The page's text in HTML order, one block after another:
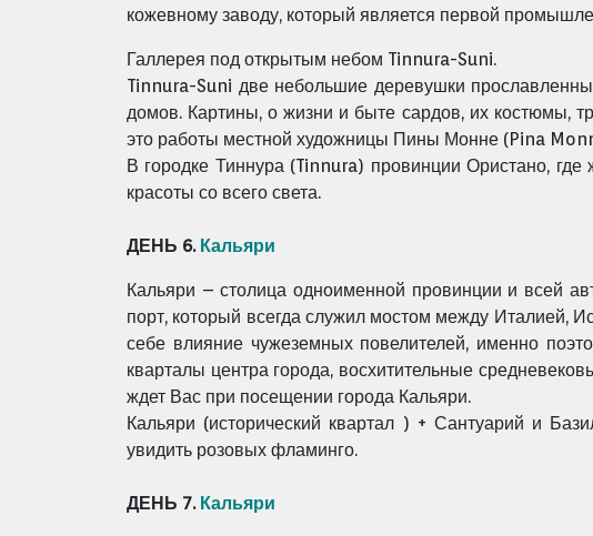
кожевному заводу, который является первой
Галлерея под открытым небом Tinnura-Suni.
Tinnura-Suni две небольшие деревушки
домов. Картины, о жизни и быте сардов, их костюмы,
это работы местной художницы Пины Монне (Pina
В городке Тиннура (Tinnura) провинции Ористано,
красоты со всего света.
ДЕНЬ 6. Кальяри
Кальяри – столица одноименной провинции и всей
порт, который всегда служил мостом между Италией,
себе влияние чужеземных повелителей, именно
кварталы центра города, восхитительные
ждет Вас при посещении города Кальяри.
Кальяри (исторический квартал ) + Сантуарий и
увидить розовых фламинго.
ДЕНЬ 7. Кальяри